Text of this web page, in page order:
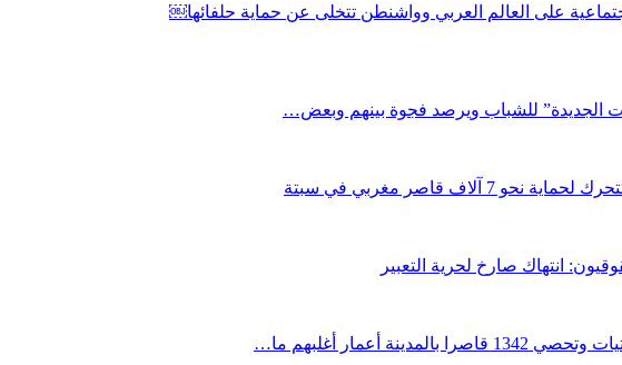
على العالم العربي وواشنطن تتخلى عن حماية حلفائها￼
الجديدة” للشباب ويرصد فجوة بينهم وبعض…
قاصر مغربي في سبتة
انتهاك صارخ لحرية التعبير
أعمار أغلبهم ما…